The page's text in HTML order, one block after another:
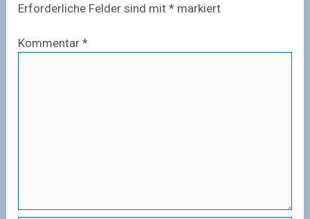
Erforderliche Felder sind mit* markiert
Kommentar*